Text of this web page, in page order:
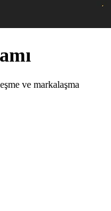
ve markalaşma